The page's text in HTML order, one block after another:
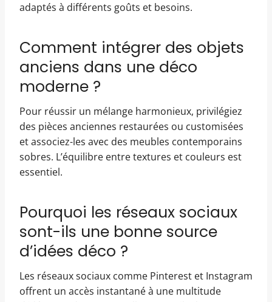
adaptés à différents goûts et besoins.
Comment intégrer des objets
anciens dans une déco
moderne ?
Pour réussir un mélange harmonieux, privilégiez
des pièces anciennes restaurées ou customisées
et associez-les avec des meubles contemporains
sobres. L’équilibre entre textures et couleurs est
essentiel.
Pourquoi les réseaux sociaux
sont-ils une bonne source
d’idées déco ?
Les réseaux sociaux comme Pinterest et Instagram
offrent un accès instantané à une multitude